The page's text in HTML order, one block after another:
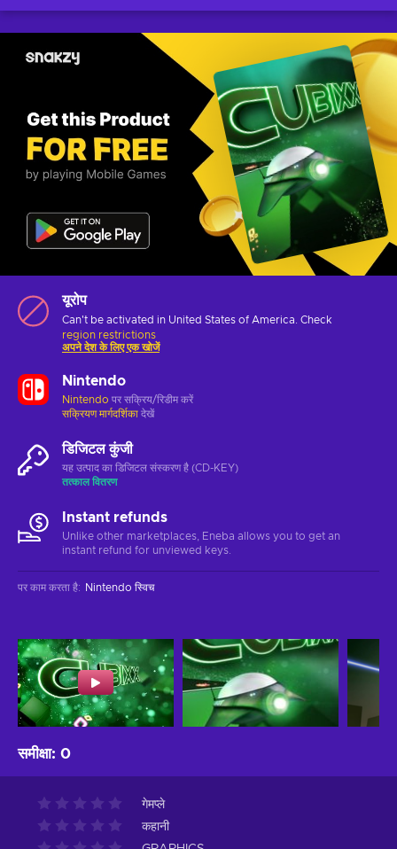
यूरोप
Can't be activated in United States of America. Check
region restrictions
अपने देश के लिए एक खोजें
Nintendo
Nintendo पर सक्रिय/रिडीम करें
सक्रियण मार्गदर्शिका देखें
डिजिटल कुंजी
यह उत्पाद का डिजिटल संस्करण है (CD-KEY)
तत्काल वितरण
Instant refunds
Unlike other marketplaces, Eneba allows you to get an
instant refund for unviewed keys.
पर काम करता है: Nintendo स्विच
समीक्षा: 0
गेमप्ले
कहानी